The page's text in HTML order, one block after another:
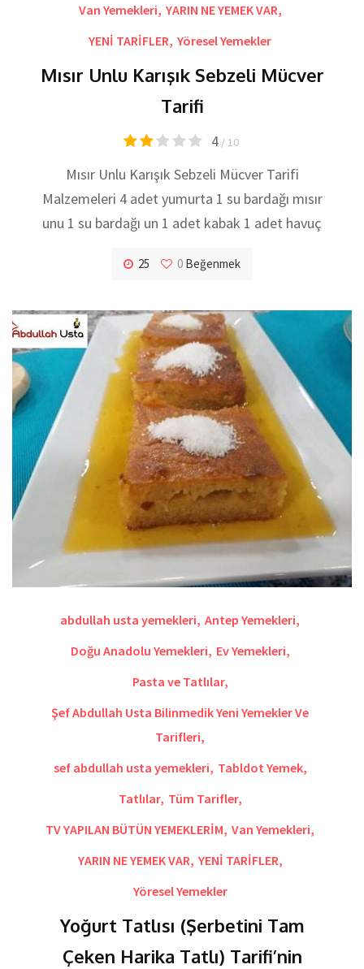
Van Yemekleri, YARIN NE YEMEK VAR,
YENİ TARİFLER, Yöresel Yemekler
Mısır Unlu Karışık Sebzeli Mücver
Tarifi
4/ 10
Mısır Unlu Karışık Sebzeli Mücver Tarifi
Malzemeleri 4 adet yumurta 1 su bardağı mısır
unu 1 su bardağı un 1 adet kabak 1 adet havuç
25 0 Beğenmek
abdullah usta yemekleri, Antep Yemekleri,
Doğu Anadolu Yemekleri, Ev Yemekleri,
Pasta ve Tatlılar,
Şef Abdullah Usta Bilinmedik Yeni Yemekler Ve
Tarifleri,
sef abdullah usta yemekleri, Tabldot Yemek,
Tatlılar, Tüm Tarifler,
TV YAPILAN BÜTÜN YEMEKLERİM, Van Yemekleri,
YARIN NE YEMEK VAR, YENİ TARİFLER,
Yöresel Yemekler
Yoğurt Tatlısı (Şerbetini Tam
Çeken Harika Tatlı) Tarifi’nin